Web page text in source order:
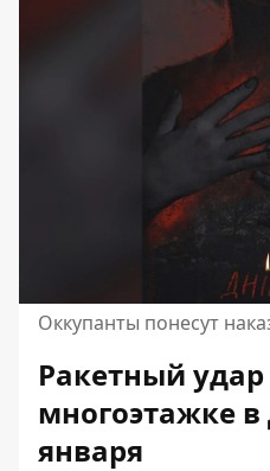
Оккупанты понесут
Ракетный
многоэтажке в
января